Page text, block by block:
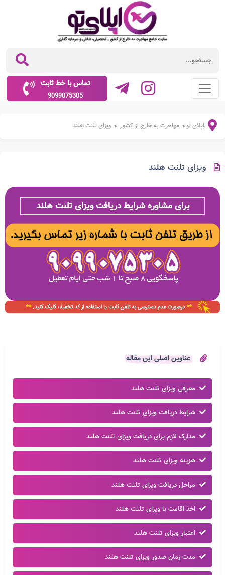
تماس با خط ثابت
9099075305
اپلای تو> مهاجرت به خارج از کشور > ویزای تلنت هلند
ویزای تلنت هلند
برای مشاوره شرایط دریافت ویزای تلنت هلند
عناوین اصلی این مقاله
معرفی ویزای تلنت هلند
شرایط دریافت ویزای تلنت هلند
مدارک لازم برای دریافت ویزای تلنت هلند
هزینه ویزای تلنت هلند
مراحل دریافت ویزای تلنت هلند
اخذ اقامت با ویزای تلنت هلند
اعتبار ویزای تلنت هلند
مدت زمان صدور ویزای تلنت هلند